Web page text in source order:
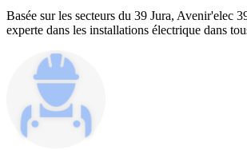
Basée sur les secteurs du 39 Jura, Avenir'elec
experte dans les installations électrique dans